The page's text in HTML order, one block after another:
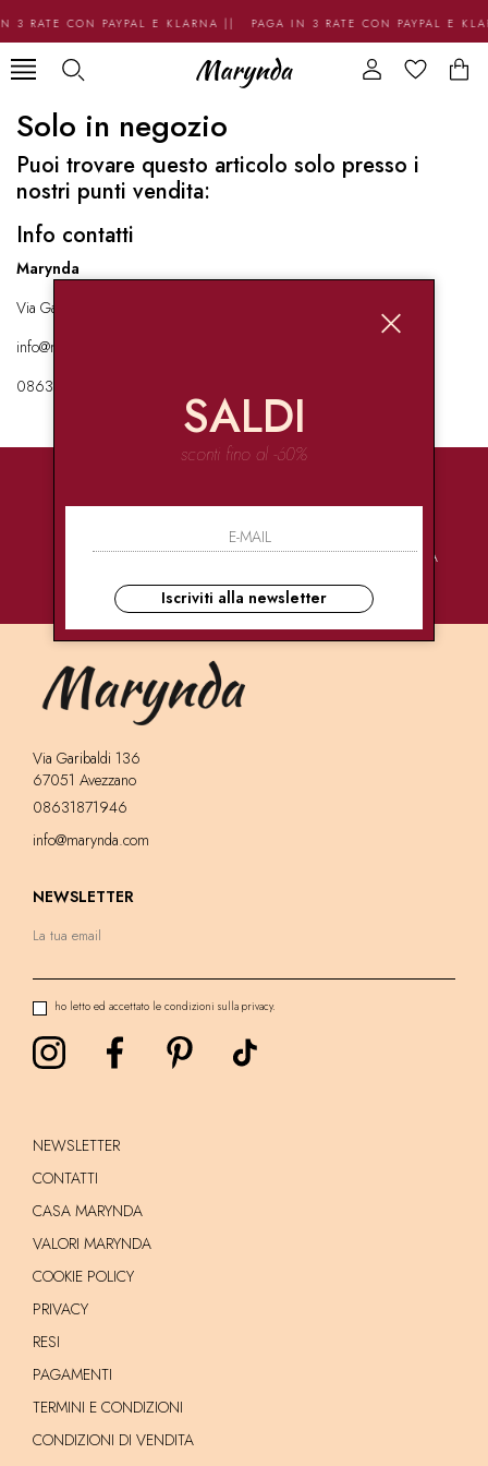
3 RATE CON PAYPAL E KLARNA || PAGA IN 3 RATE CON PAYPAL E
Solo in negozio
Puoi trovare questo articolo solo presso i
nostri punti vendita:
Info contatti
Marynda
Via Garibaldi 136 67051 Avezzano
info@marynda.com
08631871946
PAGAMENTI
CONSEGNE
ULTRA RAPIDE
ASSISTENZA
Via Garibaldi 136
67051 Avezzano
08631871946
info@marynda.com
NEWSLETTER
ho letto ed accettato le condizioni sulla privacy.
NEWSLETTER
CONTATTI
CASA MARYNDA
VALORI MARYNDA
COOKIE POLICY
PRIVACY
RESI
PAGAMENTI
TERMINI E CONDIZIONI
CONDIZIONI DI VENDITA
SALDI
sconti fino al -60%
Iscriviti alla newsletter